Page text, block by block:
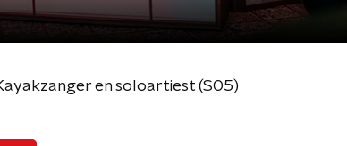
en soloartiest (S05)